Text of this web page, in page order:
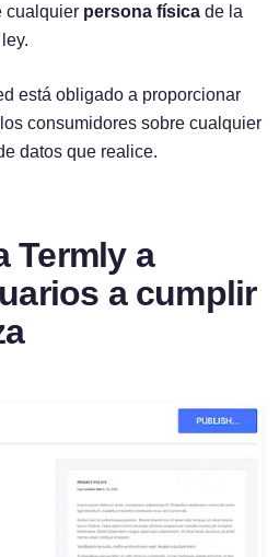
cualquier persona física de la
está obligado a proporcionar
consumidores sobre cualquier
datos que realice.
Termly a
a cumplir